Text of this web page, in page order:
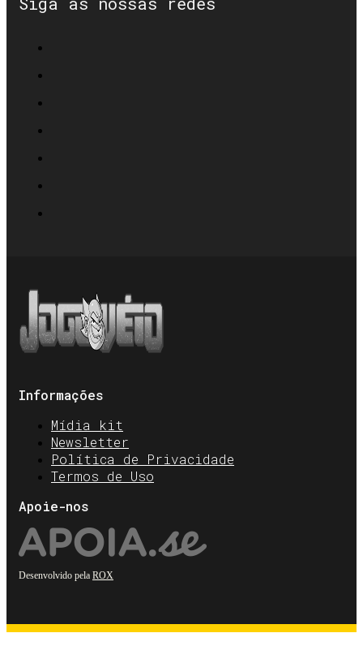
Informações
Mídia kit
Newsletter
Política de Privacidade
Termos de Uso
Apoie-nos
Desenvolvido pela ROX